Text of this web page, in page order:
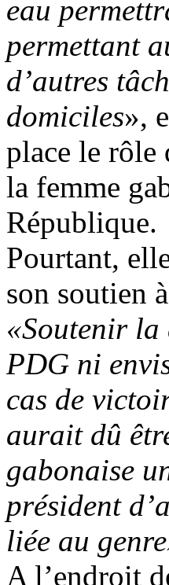
eau
permettant
d’autres
domiciles»,
place le rôle
la femme
République.
Pourtant,
son soutien
«Soutenir la
PDG ni
cas de
aurait dû
gabonaise
président
liée au
A l’endroit